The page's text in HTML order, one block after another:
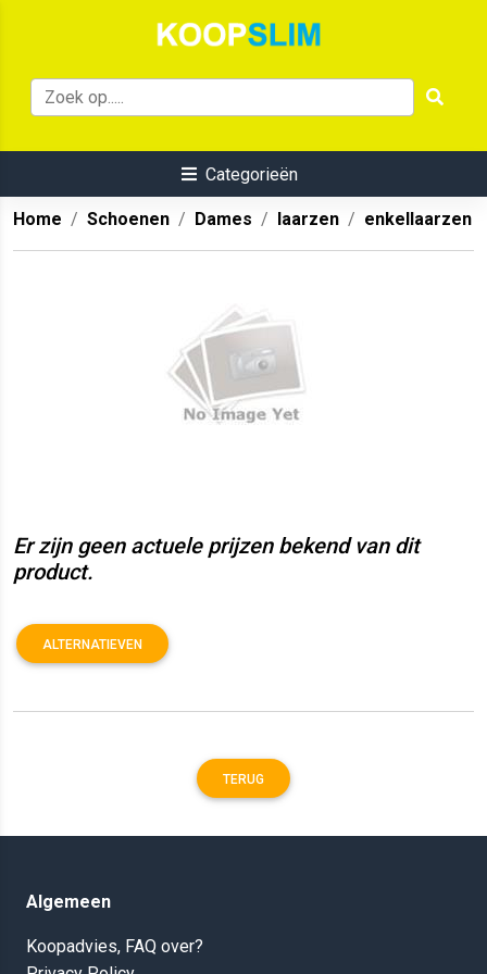
Categorieën
Home Schoenen Dames laarzen enkellaarzen
Er zijn geen actuele prijzen bekend van dit
product.
ALTERNATIEVEN
TERUG
Algemeen
Koopadvies, FAQ over?